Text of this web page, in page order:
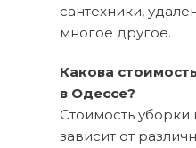
сантехники,
многое другое.
Какова
в Одессе?
Стоимость
зависит от